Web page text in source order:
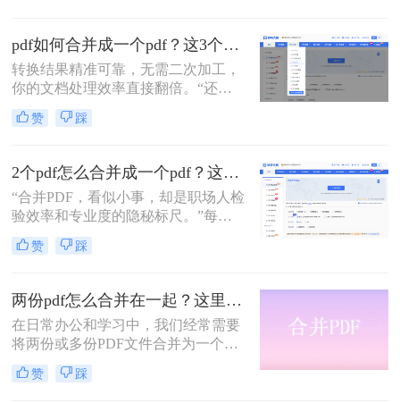
一个PDF文件里？”
pdf如何合并成一个pdf？这3个免费高效方法，职场人必须掌握！
转换结果精准可靠，无需二次加工，
你的文档处理效率直接翻倍。“还在
为合并几十个PDF报告而头疼？你浪
费在重复操作上的时间，够你学一个
评领域深耕多年的小编，我见过太多
职场朋友被基础的文档处理问题绊住
手脚。那么pdf如何合并成一个pdf
呢？
赞 踩
2个pdf怎么合并成一个pdf？这3个方法让你效率翻倍，安全省心！
“合并PDF，看似小事，却是职场人检
验效率和专业度的隐秘标尺。”每到
月底汇总报告、项目结案需整合多方
资料，或是自媒体朋友整理拍摄脚本
PDF文档感到头疼？手动复制粘贴？
格式全乱。
赞 踩
两份pdf怎么合并在一起？这里分享4个合并方法！
在日常办公和学习中，我们经常需要
将两份或多份PDF文件合并为一个，
以便于查阅、分享和存储。那么两份
pdf怎么合并在一起呢？本文将介绍四
赞 踩